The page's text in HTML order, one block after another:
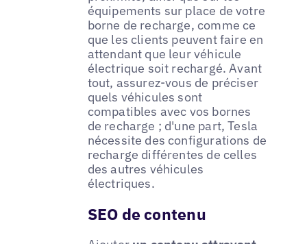
équipements sur place de votre
borne de recharge, comme ce
que les clients peuvent faire en
attendant que leur véhicule
électrique soit rechargé. Avant
tout, assurez-vous de préciser
quels véhicules sont
compatibles avec vos bornes
de recharge ; d'une part, Tesla
nécessite des configurations de
recharge différentes de celles
des autres véhicules
électriques.
SEO de contenu